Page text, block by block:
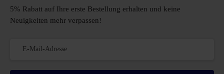
5% Rabatt auf Ihre erste Bestellung erhalten und keine
Neuigkeiten mehr verpassen!